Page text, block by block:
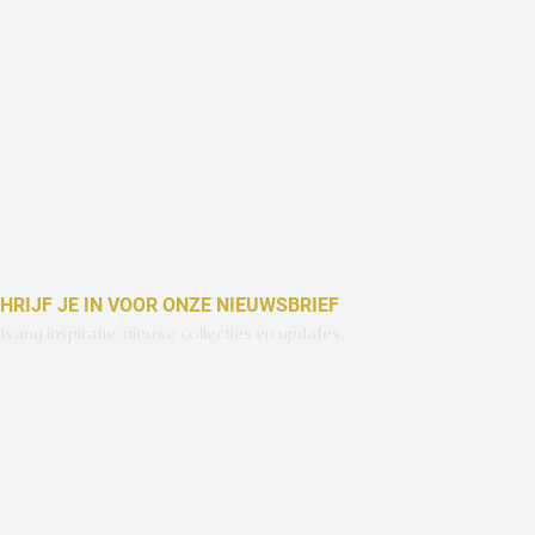
JE IN VOOR ONZE NIEUWSBRIEF
inspiratie, nieuwe collecties en updates.